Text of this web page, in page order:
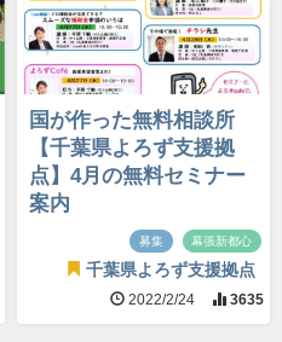
国が作った無料相談所
【千葉県よろず支援拠
点】4月の無料セミナー
案内
募集 幕張新都心
千葉県よろず支援拠点
2022/2/24 3635